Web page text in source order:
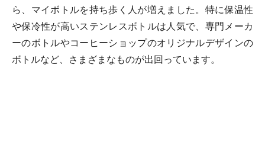
ら、マイボトルを持ち歩く人が増えました。特に保温性
や保冷性が高いステンレスボトルは人気で、専門メーカ
ーのボトルやコーヒーショップのオリジナルデザインの
ボトルなど、さまざまなものが出回っています。